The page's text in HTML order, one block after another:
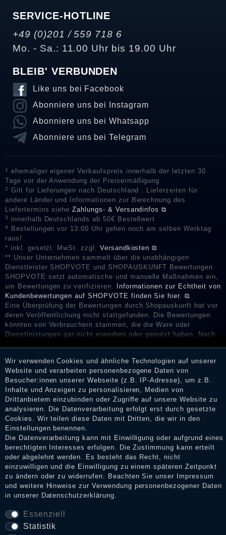
SERVICE-HOTLINE
+49 (0)201 / 559 718 6
Mo. - Sa.: 11.00 Uhr bis 19.00 Uhr
BLEIB' VERBUNDEN
Like uns bei Facebook
Abonniere uns bei Instagram
Abonniere uns bei Whatsapp
Abonniere uns bei Telegram
1
ehemaliger eigener Verkaufspreis innerhalb der letzten 30
Tage vor der Anwendung der Preisermäßigung
2
Gilt für Lieferungen nach Deutschland . Lieferzeiten für
andere Länder und Informationen zur Berechnung des
Liefertermins sieheZahlungs- & Versandinfos ⧉
3 innerhalb Deutschlands ab 50€ Bestellwert
4
Bestellungen vor 13.00 Uhr gehen noch am selben Werktag
raus!
* inkl. gesetzl. MwSt. zzgl. Versandkosten ⧉
** Unser Unternehmen sammelt über die unabhängigen
Dienstleister SHOPVOTE und SHOPAUSKUNFT Bewertungen.
SHOPVOTE setzt automatische und manuelle Maßnahmen ein,
um Bewertungen zu verifizieren.
Informationen zur Echtheit von
Kundenbewertungen auf SHOPVOTE finden Sie hier. ⧉
Eine Überprüfung der Bewertungen durch Shopauskunft hat vor
deren Veröffentlichung nicht stattgefunden. Die Bewertungen
könnten von Verbrauchern stammen, die die Ware oder
Dienstleistungen gar nicht erworben oder genutzt haben. Nach
Shop informieren.
Impressum
Daten­schutz­erklärung
AGB
Widerrufs­recht
Wir verwenden Cookies und ähnliche Technologien auf unserer
Website und verarbeiten personenbezogene Daten von
Besucher:innen unserer Webseite (z.B. IP-Adresse), um z.B.
Inhalte und Anzeigen zu personalisieren, Medien von
Drittanbietern einzubinden oder Zugriffe auf unsere Website zu
analysieren. Die Datenverarbeitung erfolgt erst durch gesetzte
Cookies. Wir teilen diese Daten mit Dritten, die wir in den
Einstellungen benennen.
Die Datenverarbeitung kann mit Einwilligung oder aufgrund eines
berechtigten Interesses erfolgen. Die Zustimmung kann erteilt
oder abgelehnt werden. Es besteht das Recht, nicht
einzuwilligen und die Einwilligung zu einem späteren Zeitpunkt
zu ändern oder zu widerrufen. Beachten Sie unser
Impressum
und weitere Hinweise zur Verwendung personenbezogener Daten
in unserer Daten­schutz­erklärung.
Essenziell
Statistik